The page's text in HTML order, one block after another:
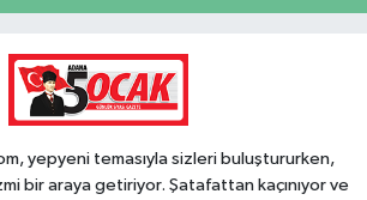
yepyeni temasıyla sizleri buluştururken,
bir araya getiriyor. Şatafattan kaçınıyor ve